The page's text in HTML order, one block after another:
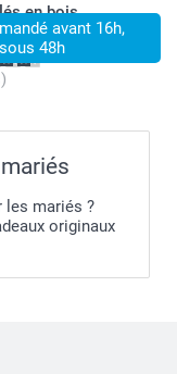
avant 16h,
48h
en bois
les mariés ?
originaux